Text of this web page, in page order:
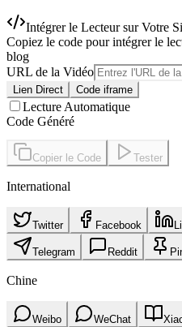
Intégrer le Lecteur sur Votre
Copiez le code pour intégrer le
blog
URL de la Vidéo
Lien Direct Code iframe
Lecture Automatique
Code Généré
Copier le Code Tester
International
Twitter Facebook
Telegram Reddit
Chine
Weibo WeChat